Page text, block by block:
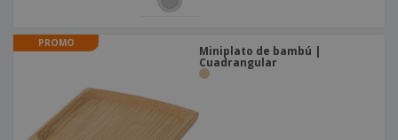
PROMO
Miniplato de bambú |
Cuadrangular